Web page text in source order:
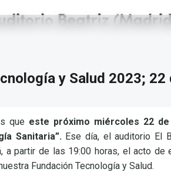
y Salud 2023; 22
que este próximo miércoles 22
Sanitaria”.Ese día, el auditorio El
a partir de las 19:00 horas, el acto
Fundación Tecnología y Salud.